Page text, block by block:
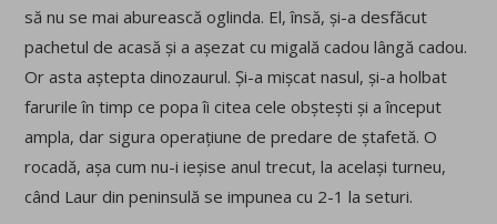
să nu se mai aburească oglinda. El, însă, și-a desfăcut
pachetul de acasă și a așezat cu migală cadou lângă cadou.
Or asta aștepta dinozaurul. Și-a mișcat nasul, și-a holbat
farurile în timp ce popa îi citea cele obștești și a început
ampla, dar sigura operațiune de predare de ștafetă. O
rocadă, așa cum nu-i ieșise anul trecut, la același turneu,
când Laur din peninsulă se impunea cu 2-1 la seturi.